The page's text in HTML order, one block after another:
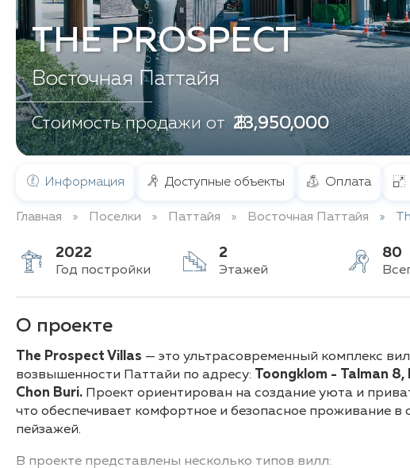
THE PROSPECT
Восточная Паттайя
Стоимость продажи от ฿ 23,950,000
Информация Доступные объекты Оплата
Главная Поселки Паттайя Восточная Паттайя
2022
Год постройки
2
Этажей
80
О проекте
The Prospect Villas — это ультрасовременный комплекс
возвышенности Паттайи по адресу: Toongklom - Talman
Chon Buri. Проект ориентирован на создание уюта и
что обеспечивает комфортное и безопасное проживание
пейзажей.
В проекте представлены несколько типов вилл: